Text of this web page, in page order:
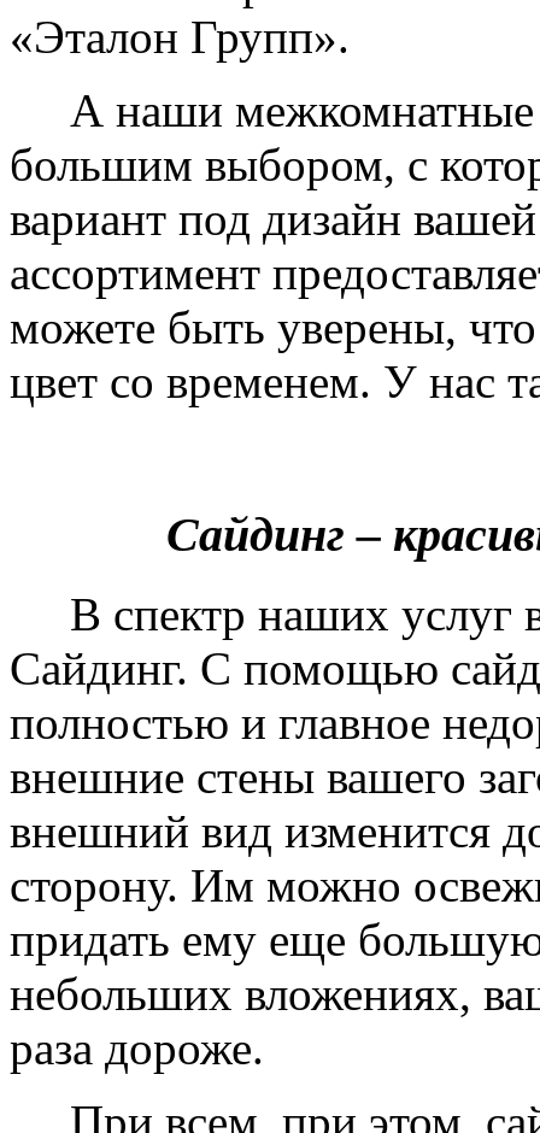
«Эталон Групп».
А наши межкомнатные
большим выбором, с
вариант под дизайн
ассортимент
можете быть уверены,
цвет со временем. У нас
Сайдинг –
В спектр наших услуг
Сайдинг. С помощью
полностью и главное
внешние стены вашего
внешний вид изменится
сторону. Им можно
придать ему еще
небольших вложениях,
раза дороже.
При всем, при этом,